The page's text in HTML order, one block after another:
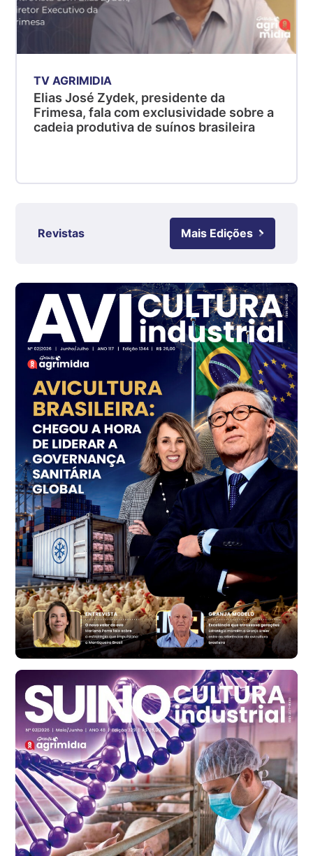
Suíno - Estadual
Suíno - Estadual
SC
R$ 4,48
Ovo Branco - Regional
cx
Ovo Branco - Regional
Branco
R$ 145,34
cx
Ovo Vermelho - Regional
Grande São Paulo (SP)
R$ 155,59
cx
Ovo Vermelho - Regional
Vermelho
R$ 159,31
cx
Ovo Branco - Regional
Bastos (SP)
R$ 134,40
cx
Ovo Vermelho - Regional
Bastos (SP)
R$ 147,87
cx
Frango - Indicador
SP
R$ 7,13
kg
Frango - Indicador
SP
R$ 7,15
kg
Trigo Atacado - Regional
PR
R$ 1.414,20
TV AGRIMIDIA
Elias José Zydek, presidente da
Frimesa, fala com exclusividade sobre a
cadeia produtiva de suínos brasileira
Revistas Mais Edições